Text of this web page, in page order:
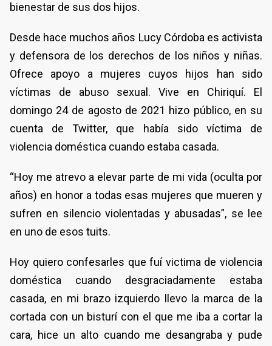
bienestar de sus dos hijos.
Desde hace muchos años Lucy Córdoba es activista
y defensora de los derechos de los niños y niñas.
Ofrece apoyo a mujeres cuyos hijos han sido
víctimas de abuso sexual. Vive en Chiriquí. El
domingo 24 de agosto de 2021 hizo público, en su
cuenta de Twitter, que había sido víctima de
violencia doméstica cuando estaba casada.
“Hoy me atrevo a elevar parte de mi vida (oculta por
años) en honor a todas esas mujeres que mueren y
sufren en silencio violentadas y abusadas”, se lee
en uno de esos tuits.
Hoy quiero confesarles que fuí victima de violencia
doméstica cuando desgraciadamente estaba
casada, en mi brazo izquierdo llevo la marca de la
cortada con un bisturí con el que me iba a cortar la
cara, hice un alto cuando me desangraba y pude